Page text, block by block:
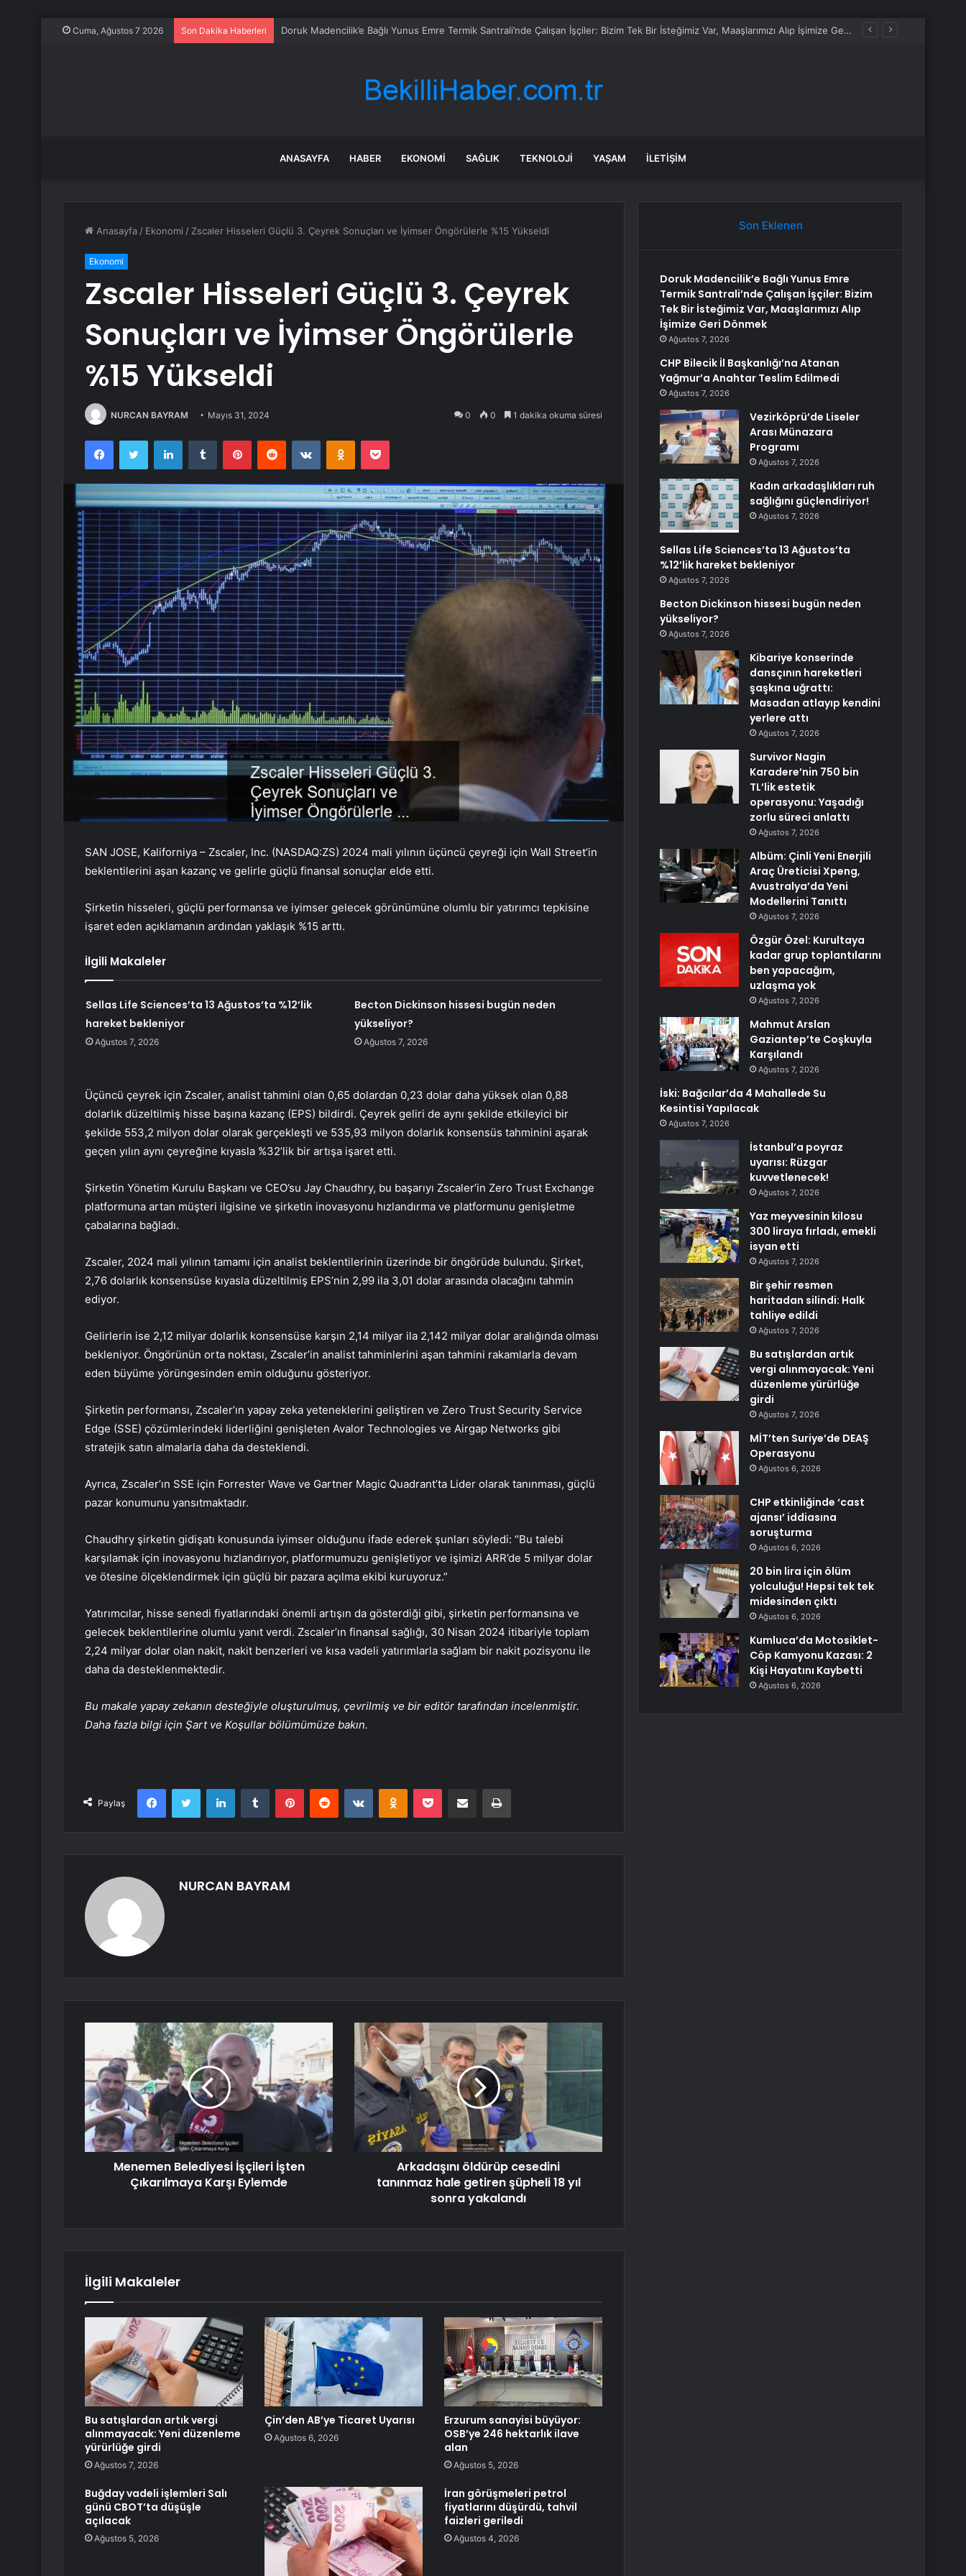
Cuma, Ağustos 7 2026 Son Dakika Haberleri Doruk Madencilik’e Bağlı Yunus Emre Termik Santrali’nde Çalışan İşçiler: Bizim Tek Bir İsteğimiz Var, Maaşlarımızı Alıp İşimize Geri Dönmek
ANASAYFA HABER EKONOMI SAĞLIK TEKNOLOJI YAŞAM İLETIŞIM
Anasayfa / Ekonomi / Zscaler Hisseleri Güçlü 3. Çeyrek Sonuçları ve İyimser Öngörülerle %15 Yükseldi
Ekonomi
Zscaler Hisseleri Güçlü 3. Çeyrek
Sonuçları ve İyimser Öngörülerle
%15 Yükseldi
NURCAN BAYRAM Mayıs 31, 2024 0 0 1 dakika okuma süresi
FacebookTwitter LinkedInTumblr PinterestReddit VKontakteOdnoklassniki
Pocket
SAN JOSE, Kaliforniya – Zscaler, Inc. (NASDAQ:ZS) 2024 mali yılının üçüncü çeyreği için Wall Street’in
beklentilerini aşan kazanç ve gelirle güçlü finansal sonuçlar elde etti.
Şirketin hisseleri, güçlü performansa ve iyimser gelecek görünümüne olumlu bir yatırımcı tepkisine
işaret eden açıklamanın ardından yaklaşık %15 arttı.
İlgili Makaleler
Sellas Life Sciences’ta 13 Ağustos’ta %12’lik
hareket bekleniyor
Ağustos 7, 2026
Becton Dickinson hissesi bugün neden
yükseliyor?
Ağustos 7, 2026
Üçüncü çeyrek için Zscaler, analist tahmini olan 0,65 dolardan 0,23 dolar daha yüksek olan 0,88
dolarlık düzeltilmiş hisse başına kazanç (EPS) bildirdi. Çeyrek geliri de aynı şekilde etkileyici bir
şekilde 553,2 milyon dolar olarak gerçekleşti ve 535,93 milyon dolarlık konsensüs tahminini aşarak
geçen yılın aynı çeyreğine kıyasla %32’lik bir artışa işaret etti.
Şirketin Yönetim Kurulu Başkanı ve CEO’su Jay Chaudhry, bu başarıyı Zscaler’in Zero Trust Exchange
platformuna artan müşteri ilgisine ve şirketin inovasyonu hızlandırma ve platformunu genişletme
çabalarına bağladı.
Zscaler, 2024 mali yılının tamamı için analist beklentilerinin üzerinde bir öngörüde bulundu. Şirket,
2,76 dolarlık konsensüse kıyasla düzeltilmiş EPS’nin 2,99 ila 3,01 dolar arasında olacağını tahmin
ediyor.
Gelirlerin ise 2,12 milyar dolarlık konsensüse karşın 2,14 milyar ila 2,142 milyar dolar aralığında olması
bekleniyor. Öngörünün orta noktası, Zscaler’in analist tahminlerini aşan tahmini rakamlarla devam
eden büyüme yörüngesinden emin olduğunu gösteriyor.
Şirketin performansı, Zscaler’ın yapay zeka yeteneklerini geliştiren ve Zero Trust Security Service
Edge (SSE) çözümlerindeki liderliğini genişleten Avalor Technologies ve Airgap Networks gibi
stratejik satın almalarla daha da desteklendi.
Ayrıca, Zscaler’ın SSE için Forrester Wave ve Gartner Magic Quadrant’ta Lider olarak tanınması, güçlü
pazar konumunu yansıtmaktadır.
Chaudhry şirketin gidişatı konusunda iyimser olduğunu ifade ederek şunları söyledi: “Bu talebi
karşılamak için inovasyonu hızlandırıyor, platformumuzu genişletiyor ve işimizi ARR’de 5 milyar dolar
ve ötesine ölçeklendirmek için güçlü bir pazara açılma ekibi kuruyoruz.”
Yatırımcılar, hisse senedi fiyatlarındaki önemli artışın da gösterdiği gibi, şirketin performansına ve
gelecek beklentilerine olumlu yanıt verdi. Zscaler’ın finansal sağlığı, 30 Nisan 2024 itibariyle toplam
2,24 milyar dolar olan nakit, nakit benzerleri ve kısa vadeli yatırımlarla sağlam bir nakit pozisyonu ile
daha da desteklenmektedir.
Bu makale yapay zekanın desteğiyle oluşturulmuş, çevrilmiş ve bir editör tarafından incelenmiştir.
Daha fazla bilgi için Şart ve Koşullar bölümümüze bakın.
Paylaş
FacebookTwitter LinkedInTumblr PinterestReddit VKontakteOdnoklassniki
Pocket E-Posta ile paylaş Yazdır
NURCAN BAYRAM
Menemen Belediyesi İşçileri İşten
Çıkarılmaya Karşı Eylemde
Arkadaşını öldürüp cesedini
tanınmaz hale getiren şüpheli 18 yıl
sonra yakalandı
İlgili Makaleler
Bu satışlardan artık vergi
alınmayacak: Yeni düzenleme
yürürlüğe girdi
Ağustos 7, 2026
Çin’den AB’ye Ticaret Uyarısı
Ağustos 6, 2026
Erzurum sanayisi büyüyor:
OSB’ye 246 hektarlık ilave
alan
Ağustos 5, 2026
Buğday vadeli işlemleri Salı
günü CBOT’ta düşüşle
açılacak
Ağustos 5, 2026
İran görüşmeleri petrol
fiyatlarını düşürdü, tahvil
faizleri geriledi
Ağustos 4, 2026
Son Eklenen
Doruk Madencilik’e Bağlı Yunus Emre
Termik Santrali’nde Çalışan İşçiler: Bizim
Tek Bir İsteğimiz Var, Maaşlarımızı Alıp
İşimize Geri Dönmek
Ağustos 7, 2026
CHP Bilecik İl Başkanlığı’na Atanan
Yağmur’a Anahtar Teslim Edilmedi
Ağustos 7, 2026
Vezirköprü’de Liseler
Arası Münazara
Programı
Ağustos 7, 2026
Kadın arkadaşlıkları ruh
sağlığını güçlendiriyor!
Ağustos 7, 2026
Sellas Life Sciences’ta 13 Ağustos’ta
%12’lik hareket bekleniyor
Ağustos 7, 2026
Becton Dickinson hissesi bugün neden
yükseliyor?
Ağustos 7, 2026
Kibariye konserinde
dansçının hareketleri
şaşkına uğrattı:
Masadan atlayıp kendini
yerlere attı
Ağustos 7, 2026
Survivor Nagin
Karadere’nin 750 bin
TL’lik estetik
operasyonu: Yaşadığı
zorlu süreci anlattı
Ağustos 7, 2026
Albüm: Çinli Yeni Enerjili
Araç Üreticisi Xpeng,
Avustralya’da Yeni
Modellerini Tanıttı
Ağustos 7, 2026
Özgür Özel: Kurultaya
kadar grup toplantılarını
ben yapacağım,
uzlaşma yok
Ağustos 7, 2026
Mahmut Arslan
Gaziantep’te Coşkuyla
Karşılandı
Ağustos 7, 2026
İski: Bağcılar’da 4 Mahallede Su
Kesintisi Yapılacak
Ağustos 7, 2026
İstanbul’a poyraz
uyarısı: Rüzgar
kuvvetlenecek!
Ağustos 7, 2026
Yaz meyvesinin kilosu
300 liraya fırladı, emekli
isyan etti
Ağustos 7, 2026
Bir şehir resmen
haritadan silindi: Halk
tahliye edildi
Ağustos 7, 2026
Bu satışlardan artık
vergi alınmayacak: Yeni
düzenleme yürürlüğe
girdi
Ağustos 7, 2026
MİT’ten Suriye’de DEAŞ
Operasyonu
Ağustos 6, 2026
CHP etkinliğinde ‘cast
ajansı’ iddiasına
soruşturma
Ağustos 6, 2026
20 bin lira için ölüm
yolculuğu! Hepsi tek tek
midesinden çıktı
Ağustos 6, 2026
Kumluca’da Motosiklet-
Cöp Kamyonu Kazası: 2
Kişi Hayatını Kaybetti
Ağustos 6, 2026